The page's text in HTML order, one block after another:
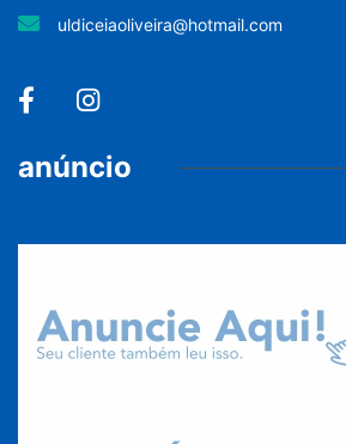
uldiceiaoliveira@hotmail.com
anúncio